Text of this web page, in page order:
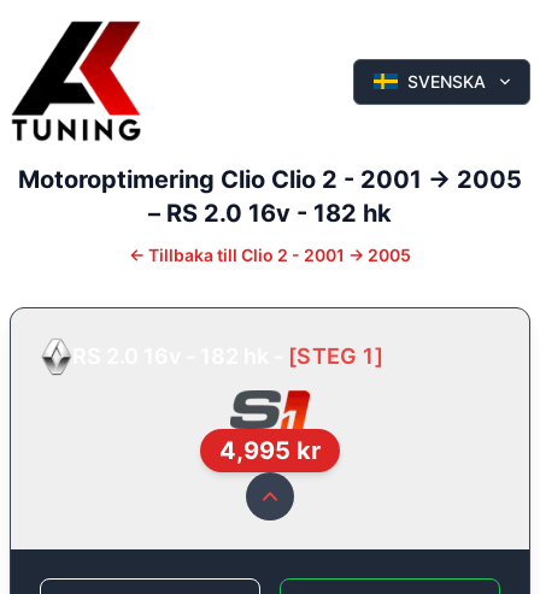
SVENSKA
Motoroptimering Clio Clio 2 - 2001 -> 2005
– RS 2.0 16v - 182 hk
← Tillbaka till Clio 2 - 2001 -> 2005
[STEG 1]
4,995 kr